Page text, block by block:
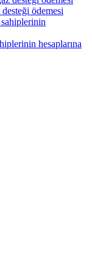
ödemesi
hesaplarına